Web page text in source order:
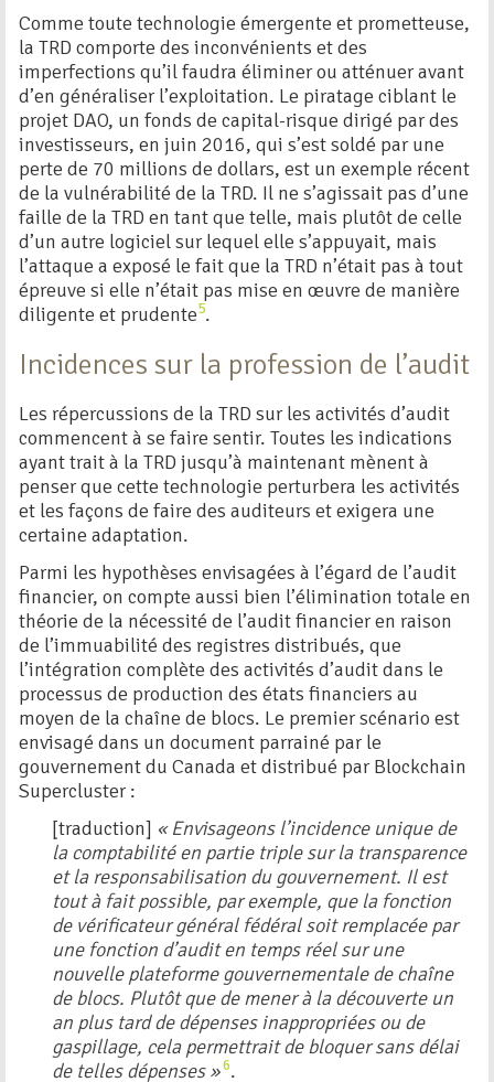
Comme toute technologie émergente et prometteuse,
la TRD comporte des inconvénients et des
imperfections qu’il faudra éliminer ou atténuer avant
d’en généraliser l’exploitation. Le piratage ciblant le
projet DAO, un fonds de capital-risque dirigé par des
investisseurs, en juin 2016, qui s’est soldé par une
perte de 70 millions de dollars, est un exemple récent
de la vulnérabilité de la TRD. Il ne s’agissait pas d’une
faille de la TRD en tant que telle, mais plutôt de celle
d’un autre logiciel sur lequel elle s’appuyait, mais
l’attaque a exposé le fait que la TRD n’était pas à tout
épreuve si elle n’était pas mise en œuvre de manière
diligente et prudente5.
Incidences sur la profession de l’audit
Les répercussions de la TRD sur les activités d’audit
commencent à se faire sentir. Toutes les indications
ayant trait à la TRD jusqu’à maintenant mènent à
penser que cette technologie perturbera les activités
et les façons de faire des auditeurs et exigera une
certaine adaptation.
Parmi les hypothèses envisagées à l’égard de l’audit
financier, on compte aussi bien l’élimination totale en
théorie de la nécessité de l’audit financier en raison
de l’immuabilité des registres distribués, que
l’intégration complète des activités d’audit dans le
processus de production des états financiers au
moyen de la chaîne de blocs. Le premier scénario est
envisagé dans un document parrainé par le
gouvernement du Canada et distribué par Blockchain
Supercluster :
[traduction] « Envisageons l’incidence unique de
la comptabilité en partie triple sur la transparence
et la responsabilisation du gouvernement. Il est
tout à fait possible, par exemple, que la fonction
de vérificateur général fédéral soit remplacée par
une fonction d’audit en temps réel sur une
nouvelle plateforme gouvernementale de chaîne
de blocs. Plutôt que de mener à la découverte un
an plus tard de dépenses inappropriées ou de
gaspillage, cela permettrait de bloquer sans délai
de telles dépenses »6.